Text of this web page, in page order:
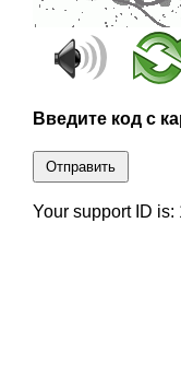
Введите код с
Отправить
Your support ID